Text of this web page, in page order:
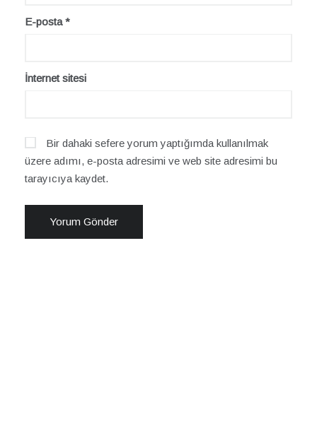
E-posta*
İnternet sitesi
Bir dahaki sefere yorum yaptığımda kullanılmak
üzere adımı, e-posta adresimi ve web site adresimi bu
tarayıcıya kaydet.